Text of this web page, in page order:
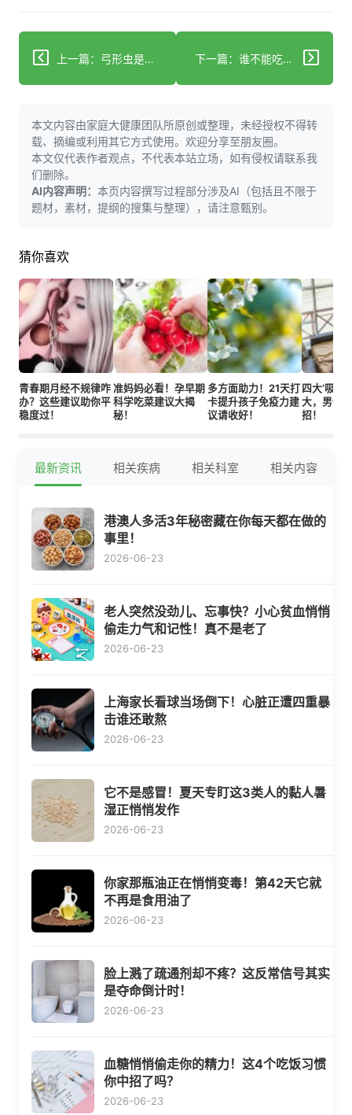
上一篇：弓形虫是咋悄悄攻击精子的？快来看揭秘！ 下一篇：谁不能吃氟桂利嗪？这些禁忌和注意事项要了解！
本文内容由家庭大健康团队所原创或整理，未经授权不得转
载、摘编或利用其它方式使用。欢迎分享至朋友圈。
本文仅代表作者观点，不代表本站立场，如有侵权请联系我
们删除。
AI内容声明： 本页内容撰写过程部分涉及AI（包括且不限于
题材，素材，提纲的搜集与整理），请注意甄别。
猜你喜欢
青春期月经不规律咋
办？这些建议助你平
稳度过！
准妈妈必看！孕早期
科学吃菜建议大揭
秘！
多方面助力！21天打
卡提升孩子免疫力建
议请收好！
四大‘吸阳
大，男性
招！
最新资讯 相关疾病 相关科室 相关内容
港澳人多活3年秘密藏在你每天都在做的
事里！
2026-06-23
老人突然没劲儿、忘事快？小心贫血悄悄
偷走力气和记性！真不是老了
2026-06-23
上海家长看球当场倒下！心脏正遭四重暴
击谁还敢熬
2026-06-23
它不是感冒！夏天专盯这3类人的黏人暑
湿正悄悄发作
2026-06-23
你家那瓶油正在悄悄变毒！第42天它就
不再是食用油了
2026-06-23
脸上溅了疏通剂却不疼？这反常信号其实
是夺命倒计时！
2026-06-23
血糖悄悄偷走你的精力！这4个吃饭习惯
你中招了吗？
2026-06-23